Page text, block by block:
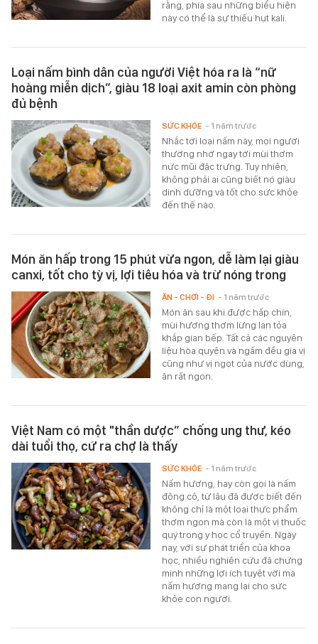
rằng, phía sau những biểu hiện
này có thể là sự thiếu hụt kali.
Loại nấm bình dân của người Việt hóa ra là “nữ
hoàng miễn dịch”, giàu 18 loại axit amin còn phòng
đủ bệnh
Nhắc tới loại nấm này, mọi người
thường nhớ ngay tới mùi thơm
nức mũi đặc trưng. Tuy nhiên,
không phải ai cũng biết nó giàu
dinh dưỡng và tốt cho sức khỏe
đến thế nào.
SỨC KHỎE - 1 năm trước
Món ăn hấp trong 15 phút vừa ngon, dễ làm lại giàu
canxi, tốt cho tỳ vị, lợi tiêu hóa và trừ nóng trong
Món ăn sau khi được hấp chín,
mùi hương thơm lừng lan tỏa
khắp gian bếp. Tất cả các nguyên
liệu hòa quyện và ngấm đều gia vị
cũng như vị ngọt của nước dùng,
ăn rất ngon.
ĂN - CHƠI - ĐI - 1 năm trước
Việt Nam có một "thần dược” chống ung thư, kéo
dài tuổi thọ, cứ ra chợ là thấy
Nấm hương, hay còn gọi là nấm
đông cô, từ lâu đã được biết đến
không chỉ là một loại thực phẩm
thơm ngon mà còn là một vị thuốc
quý trong y học cổ truyền. Ngày
nay, với sự phát triển của khoa
học, nhiều nghiên cứu đã chứng
minh những lợi ích tuyệt vời mà
nấm hương mang lại cho sức
khỏe con người.
SỨC KHỎE - 1 năm trước